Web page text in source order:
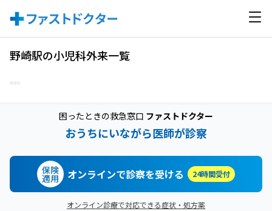
野崎駅の小児科外来一覧
困ったときの救急窓口 ファストドクター
おうちにいながら医師が診察
保険
適用 オンラインで診察を受ける 24時間受付
オンライン診療で対応できる症状・処方薬